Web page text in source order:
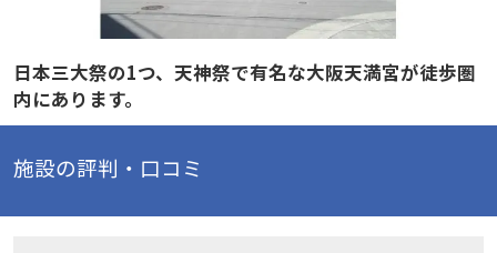
日本三大祭の1つ、天神祭で有名な大阪天満宮が徒歩圏
内にあります。
施設の評判・口コミ